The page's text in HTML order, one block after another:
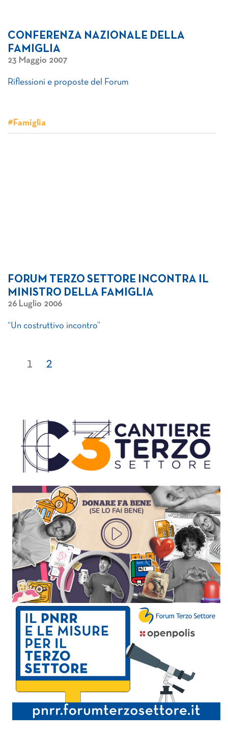
CONFERENZA NAZIONALE DELLA
FAMIGLIA
23 Maggio 2007
Riflessioni e proposte del Forum
#Famiglia
FORUM TERZO SETTORE INCONTRA IL
MINISTRO DELLA FAMIGLIA
26 Luglio 2006
“Un costruttivo incontro”
1 2